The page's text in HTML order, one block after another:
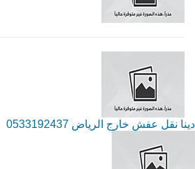
دينا نقل عفش خارج الرياض 0533192437